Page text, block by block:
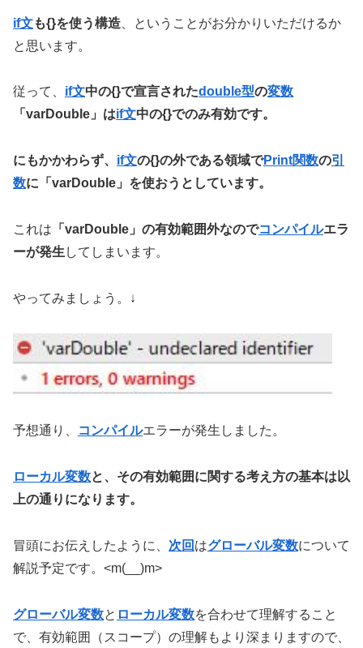
if文も{}を使う構造 、ということがお分かりいただけるか
と思います。
従って、 if文中の{}で宣言されたdouble型の変数
「varDouble」はif文中の{}でのみ有効です。
にもかかわらず、 if文の{}の外である領域でPrint関数の引
数に「varDouble」を使おうとしています。
これは 「varDouble」の有効範囲外なのでコンパイルエラ
ーが発生 してしまいます。
やってみましょう。↓
予想通り、 コンパイルエラーが発生しました。
ローカル変数と、その有効範囲に関する考え方の基本は以
上の通りになります。
冒頭にお伝えしたように、 次回 はグローバル変数について
解説予定です。<m(__)m>
グローバル変数と ローカル変数を合わせて理解すること
で、有効範囲（スコープ）の理解もより深まりますので、